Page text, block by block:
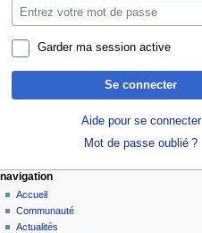
Garder ma session active
Se connecter
Aide pour se connecter
Mot de passe oublié ?
navigation
Accueil
Communauté
Actualités